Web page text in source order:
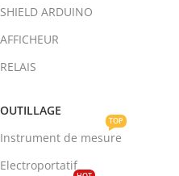
SHIELD ARDUINO
AFFICHEUR
RELAIS
OUTILLAGE
Instrument de mesure
TOP
Electroportatif